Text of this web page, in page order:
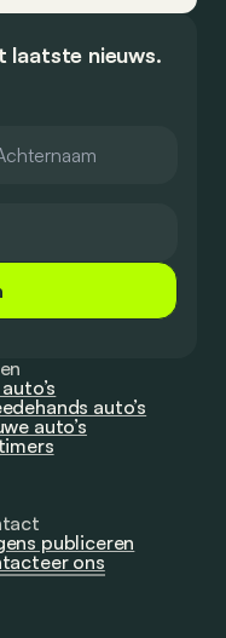
laatste nieuws.
auto’s
auto’s
publiceren
ons